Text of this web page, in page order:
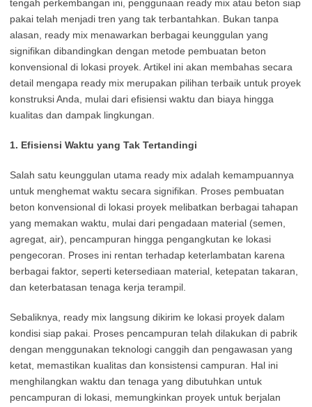
tengah perkembangan ini, penggunaan ready mix atau beton siap
pakai telah menjadi tren yang tak terbantahkan. Bukan tanpa
alasan, ready mix menawarkan berbagai keunggulan yang
signifikan dibandingkan dengan metode pembuatan beton
konvensional di lokasi proyek. Artikel ini akan membahas secara
detail mengapa ready mix merupakan pilihan terbaik untuk proyek
konstruksi Anda, mulai dari efisiensi waktu dan biaya hingga
kualitas dan dampak lingkungan.
1. Efisiensi Waktu yang Tak Tertandingi
Salah satu keunggulan utama ready mix adalah kemampuannya
untuk menghemat waktu secara signifikan. Proses pembuatan
beton konvensional di lokasi proyek melibatkan berbagai tahapan
yang memakan waktu, mulai dari pengadaan material (semen,
agregat, air), pencampuran hingga pengangkutan ke lokasi
pengecoran. Proses ini rentan terhadap keterlambatan karena
berbagai faktor, seperti ketersediaan material, ketepatan takaran,
dan keterbatasan tenaga kerja terampil.
Sebaliknya, ready mix langsung dikirim ke lokasi proyek dalam
kondisi siap pakai. Proses pencampuran telah dilakukan di pabrik
dengan menggunakan teknologi canggih dan pengawasan yang
ketat, memastikan kualitas dan konsistensi campuran. Hal ini
menghilangkan waktu dan tenaga yang dibutuhkan untuk
pencampuran di lokasi, memungkinkan proyek untuk berjalan